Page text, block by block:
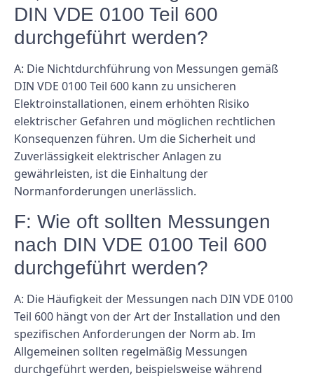
DIN VDE 0100 Teil 600
durchgeführt werden?
A: Die Nichtdurchführung von Messungen gemäß
DIN VDE 0100 Teil 600 kann zu unsicheren
Elektroinstallationen, einem erhöhten Risiko
elektrischer Gefahren und möglichen rechtlichen
Konsequenzen führen. Um die Sicherheit und
Zuverlässigkeit elektrischer Anlagen zu
gewährleisten, ist die Einhaltung der
Normanforderungen unerlässlich.
F: Wie oft sollten Messungen
nach DIN VDE 0100 Teil 600
durchgeführt werden?
A: Die Häufigkeit der Messungen nach DIN VDE 0100
Teil 600 hängt von der Art der Installation und den
spezifischen Anforderungen der Norm ab. Im
Allgemeinen sollten regelmäßig Messungen
durchgeführt werden, beispielsweise während